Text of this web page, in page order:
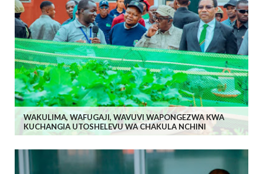
WAKULIMA, WAFUGAJI, WAVUVI WAPONGEZWA KWA
KUCHANGIA UTOSHELEVU WA CHAKULA NCHINI